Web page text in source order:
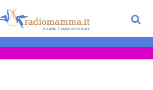
ragazzi e adolescenti
Metropolitana di Milano